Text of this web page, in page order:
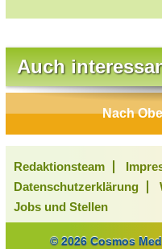
Auch
Nach
Redaktionsteam
Datenschutzerklärung
Jobs und Stellen
© 2026 Cosmos